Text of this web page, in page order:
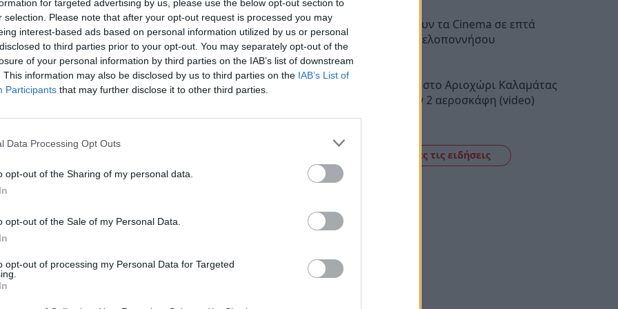
for targeted advertising by us, please use the below opt-out section to
selection. Please note that after your opt-out request is processed you may
interest-based ads based on personal information utilized by us or personal
to third parties prior to your opt-out. You may separately opt-out of the
of your personal information by third parties on the IAB’s list of downstream
This information may also be disclosed by us to third parties on the IAB’s List of
Participants that may further disclose it to other third parties.
Data Processing Opt Outs
opt-out of the Sharing of my personal data.
opt-out of the Sale of my Personal Data.
opt-out of processing my Personal Data for Targeted
πυροσβέστης
σπίτια, αλλά
Η μαρτυρία κατοίκου από το
Τι προβάλλουν τα Cinema σε επτά
πόλεις της Πελοποννήσου
Φωτιά τώρα στο Αριοχώρι Καλαμάτας
– Επιχειρούν 2 αεροσκάφη (video)
14:44
Δείτε όλες τις ειδήσεις